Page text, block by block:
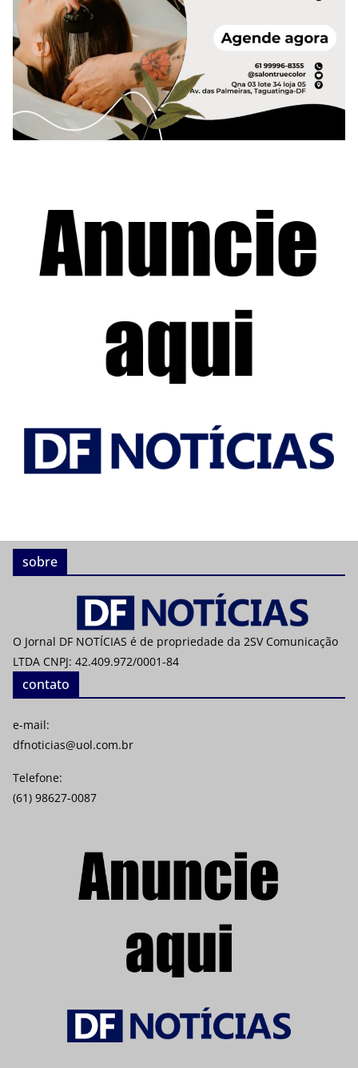
sobre
O Jornal DF NOTÍCIAS é de propriedade da 2SV Comunicação
LTDA CNPJ: 42.409.972/0001-84
contato
e-mail:
dfnoticias@uol.com.br
Telefone:
(61) 98627-0087